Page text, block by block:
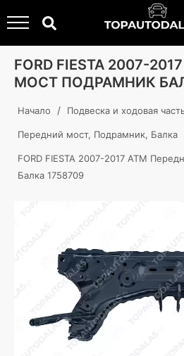
FORD FIESTA 2007-
МОСТ ПОДРАМНИК
Начало / Подвеска и ходовая
Передний мост, Подрамник, Балка
FORD FIESTA 2007-2017 ATM
Балка 1758709